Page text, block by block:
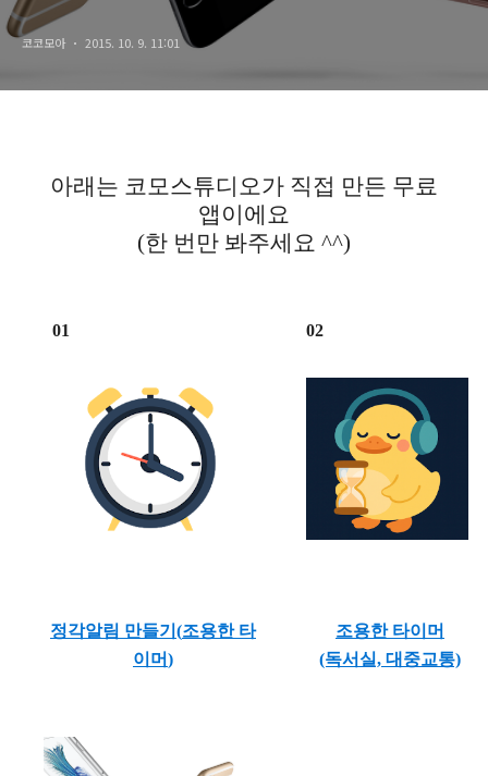
코코모아 2015. 10. 9. 11:01
아래는 코모스튜디오가 직접 만든 무료
앱이에요
(한 번만 봐주세요 ^^)
01 02
정각알림 만들기(조용한 타
이머)
조용한 타이머
(독서실, 대중교통)